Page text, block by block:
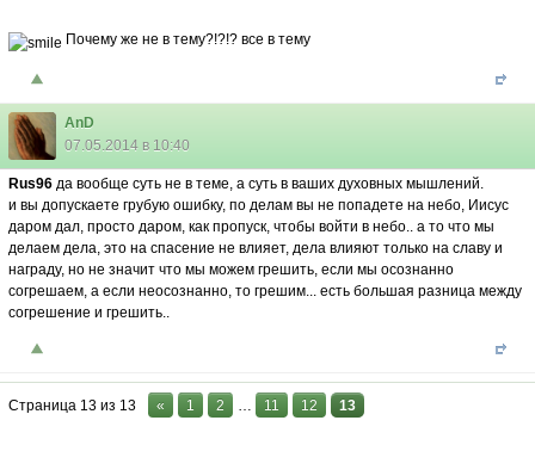
Почему же не в тему?!?!? все в тему
AnD
07.05.2014 в 10:40
Rus96 да вообще суть не в теме, а суть в ваших духовных мышлений.
и вы допускаете грубую ошибку, по делам вы не попадете на небо, Иисус
даром дал, просто даром, как пропуск, чтобы войти в небо.. а то что мы
делаем дела, это на спасение не влияет, дела влияют только на славу и
награду, но не значит что мы можем грешить, если мы осознанно
согрешаем, а если неосознанно, то грешим... есть большая разница между
согрешение и грешить..
Страница 13 из 13 « 1 2 … 11 12 13